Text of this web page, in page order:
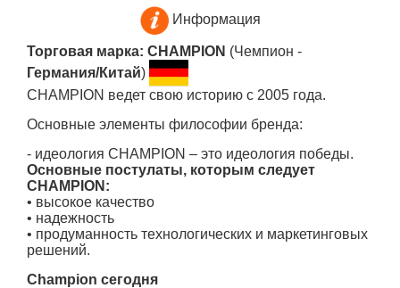
Информация
Торговая марка: CHAMPION (Чемпион -
Германия/Китай)
CHAMPION ведет свою историю с 2005 года.
Основные элементы философии бренда:
- идеология CHAMPION – это идеология победы.
Основные постулаты, которым следует
CHAMPION:
• высокое качество
• надежность
• продуманность технологических и маркетинговых
решений.
Champion сегодня